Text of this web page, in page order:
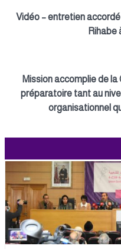
Vidéo – entretien
Rihabe
Mission accomplie de
préparatoire tant au
organisationnel